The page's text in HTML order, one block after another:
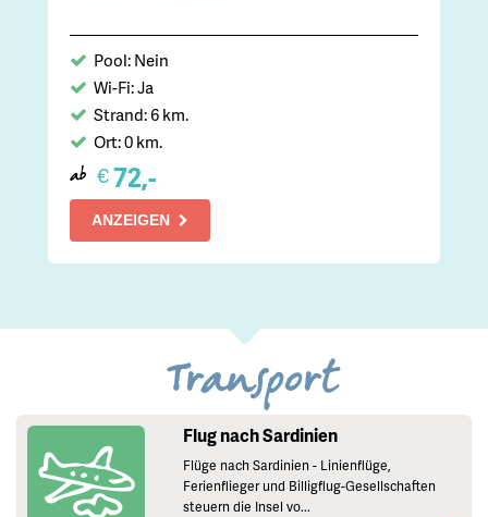
Pool: Nein
Wi-Fi: Ja
Strand: 6 km.
Ort: 0 km.
ab €72,-
ANZEIGEN
Transport
Flug nach Sardinien
Flüge nach Sardinien - Linienflüge,
Ferienflieger und Billigflug-Gesellschaften
steuern die Insel vo...